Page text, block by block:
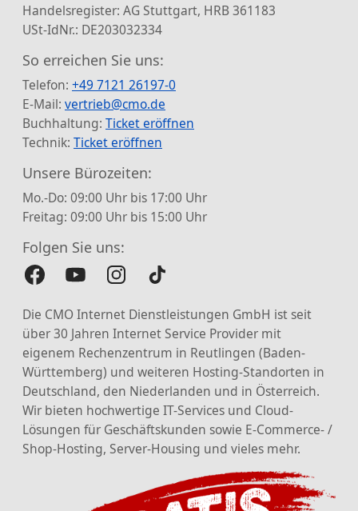
Handelsregister: AG Stuttgart, HRB 361183
USt-IdNr.: DE203032334
So erreichen Sie uns:
Telefon: +49 7121 26197-0
E-Mail: vertrieb@cmo.de
Buchhaltung: Ticket eröffnen
Technik: Ticket eröffnen
Unsere Bürozeiten:
Mo.-Do: 09:00 Uhr bis 17:00 Uhr
Freitag: 09:00 Uhr bis 15:00 Uhr
Folgen Sie uns:
Die CMO Internet Dienstleistungen GmbH ist seit
über 30 Jahren Internet Service Provider mit
eigenem Rechenzentrum in Reutlingen (Baden-
Württemberg) und weiteren Hosting-Standorten in
Deutschland, den Niederlanden und in Österreich.
Wir bieten hochwertige IT-Services und Cloud-
Lösungen für Geschäftskunden sowie E-Commerce- /
Shop-Hosting, Server-Housing und vieles mehr.